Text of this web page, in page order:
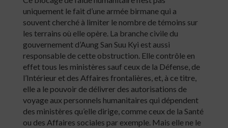
uniquement le fait d’une armée birmane qui a
souvent cherché à limiter le nombre de témoins sur
les terrains où elle opère. La branche civile du
gouvernement d’Aung San Suu Kyi est aussi
responsable de cette obstruction. Elle contrôle en
effet tous les ministères sauf ceux de la Défense, de
l’Intérieur et des Affaires frontalières, et, à ce titre,
elle a le pouvoir de délivrer des autorisations de
voyage aux personnels humanitaires qui dépendent
des ministères qu’elle dirige, comme ceux de la Santé
ou des Affaires sociales par exemple. Mais elle ne le